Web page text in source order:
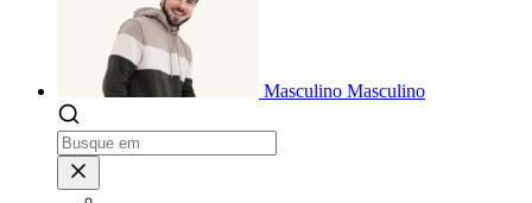
Masculino Masculino